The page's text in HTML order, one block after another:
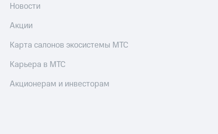
Новости
Акции
Карта салонов экосистемы МТС
Карьера в МТС
Акционерам и инвесторам